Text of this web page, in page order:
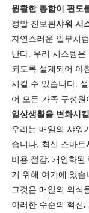
원활한 통합이 판도
정말 진보된샤워 시
자연스러운 일부처
난다. 우리 시스템
되도록 설계되어 아
시킬 수 있습니다.
어 모든 가족 구성
일상생활을 변화시
우리는 매일의 샤워
습니다. 최신 스마트
비용 절감, 개인화
기 위해 여기에 있
그것은 매일의 의식
이러한 수준의 혁신